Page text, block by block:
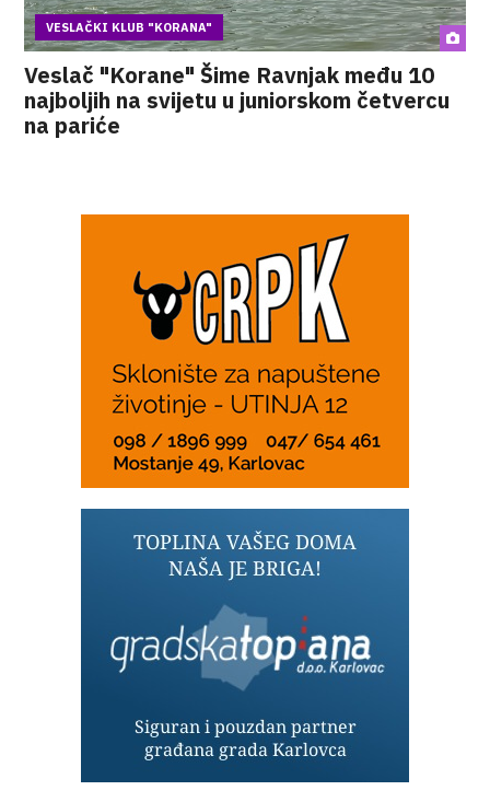
VESLAČKI KLUB "KORANA"
Veslač "Korane" Šime Ravnjak među 10
najboljih na svijetu u juniorskom četvercu
na pariće